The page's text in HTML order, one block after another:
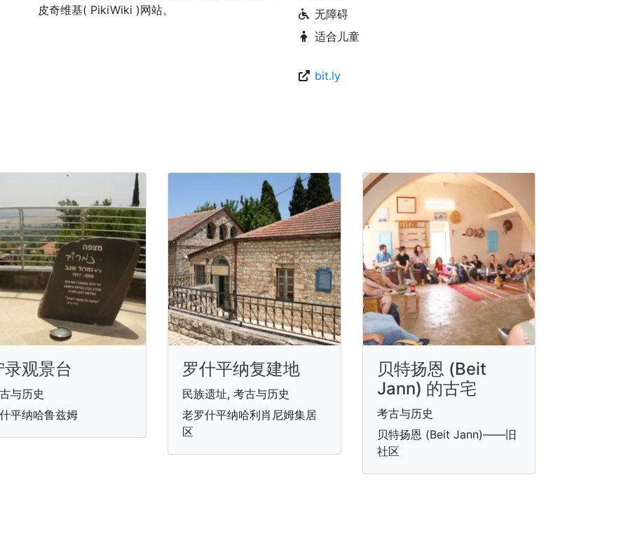
皮奇维基( PikiWiki )网站。
无障碍
适合儿童
bit.ly
录观景台
与历史
平纳哈鲁兹姆
罗什平纳复建地
民族遗址, 考古与历史
老罗什平纳哈利肖尼姆集居
区
贝特扬恩 (Beit
Jann) 的古宅
考古与历史
贝特扬恩 (Beit Jann)——旧
社区